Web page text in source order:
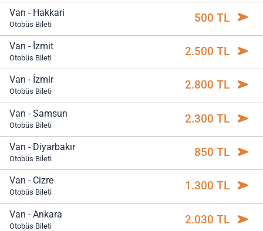
Van - Hakkari
Otobüs Bileti 500 TL
Van - İzmit
Otobüs Bileti 2.500 TL
Van - İzmir
Otobüs Bileti 2.800 TL
Van - Samsun
Otobüs Bileti 2.300 TL
Van - Diyarbakır
Otobüs Bileti 850 TL
Van - Cizre
Otobüs Bileti 1.300 TL
Van - Ankara
Otobüs Bileti 2.030 TL